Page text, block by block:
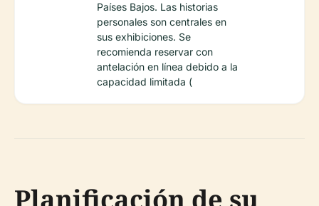
Países Bajos. Las historias
personales son centrales en
sus exhibiciones. Se
recomienda reservar con
antelación en línea debido a la
capacidad limitada (